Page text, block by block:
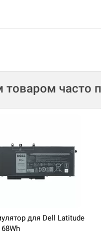
товаром часто
для Dell Latitude